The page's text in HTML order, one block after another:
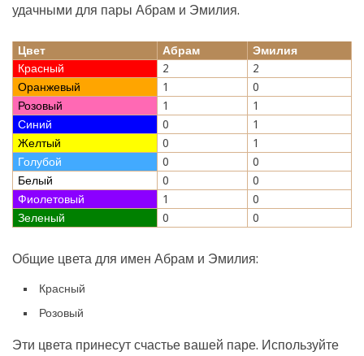
удачными для пары Абрам и Эмилия.
Цвет Абрам
Эмилия
Красный
2
2
Оранжевый
1
0
Розовый
1
1
Синий
0
1
Желтый
0
1
Голубой
0
0
Белый
0
0
Фиолетовый
1
0
Зеленый
0 0
Общие цвета для имен Абрам и Эмилия:
Красный
Розовый
Эти цвета принесут счастье вашей паре. Используйте